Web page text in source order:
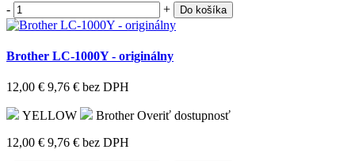
- + Do košíka
Brother LC-1000Y - originálny
12,00 € 9,76 € bez DPH
YELLOW Brother Overiť dostupnosť
12,00 € 9,76 € bez DPH